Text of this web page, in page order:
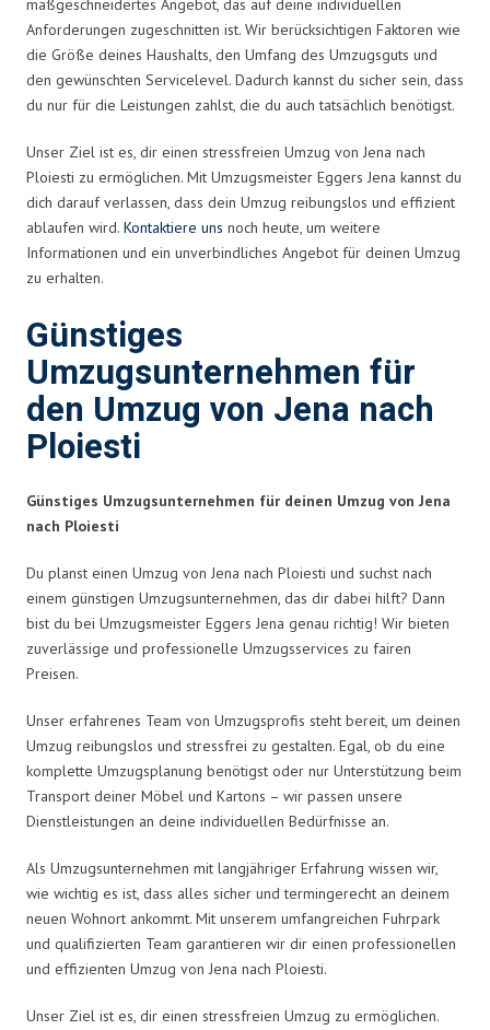
maßgeschneidertes Angebot, das auf deine individuellen
Anforderungen zugeschnitten ist. Wir berücksichtigen Faktoren wie
die Größe deines Haushalts, den Umfang des Umzugsguts und
den gewünschten Servicelevel. Dadurch kannst du sicher sein, dass
du nur für die Leistungen zahlst, die du auch tatsächlich benötigst.
Unser Ziel ist es, dir einen stressfreien Umzug von Jena nach
Ploiesti zu ermöglichen. Mit Umzugsmeister Eggers Jena kannst du
dich darauf verlassen, dass dein Umzug reibungslos und effizient
ablaufen wird. Kontaktiere uns noch heute, um weitere
Informationen und ein unverbindliches Angebot für deinen Umzug
zu erhalten.
Günstiges
Umzugsunternehmen für
den Umzug von Jena nach
Ploiesti
Günstiges Umzugsunternehmen für deinen Umzug von Jena
nach Ploiesti
Du planst einen Umzug von Jena nach Ploiesti und suchst nach
einem günstigen Umzugsunternehmen, das dir dabei hilft? Dann
bist du bei Umzugsmeister Eggers Jena genau richtig! Wir bieten
zuverlässige und professionelle Umzugsservices zu fairen
Preisen.
Unser erfahrenes Team von Umzugsprofis steht bereit, um deinen
Umzug reibungslos und stressfrei zu gestalten. Egal, ob du eine
komplette Umzugsplanung benötigst oder nur Unterstützung beim
Transport deiner Möbel und Kartons – wir passen unsere
Dienstleistungen an deine individuellen Bedürfnisse an.
Als Umzugsunternehmen mit langjähriger Erfahrung wissen wir,
wie wichtig es ist, dass alles sicher und termingerecht an deinem
neuen Wohnort ankommt. Mit unserem umfangreichen Fuhrpark
und qualifizierten Team garantieren wir dir einen professionellen
und effizienten Umzug von Jena nach Ploiesti.
Unser Ziel ist es, dir einen stressfreien Umzug zu ermöglichen.